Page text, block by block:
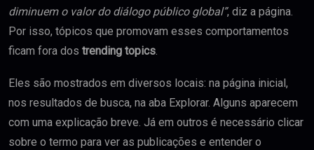
diminuem o valor do diálogo público global”, diz a página.
Por isso, tópicos que promovam esses comportamentos
ficam fora dos trending topics.
Eles são mostrados em diversos locais: na página inicial,
nos resultados de busca, na aba Explorar. Alguns aparecem
com uma explicação breve. Já em outros é necessário clicar
sobre o termo para ver as publicações e entender o